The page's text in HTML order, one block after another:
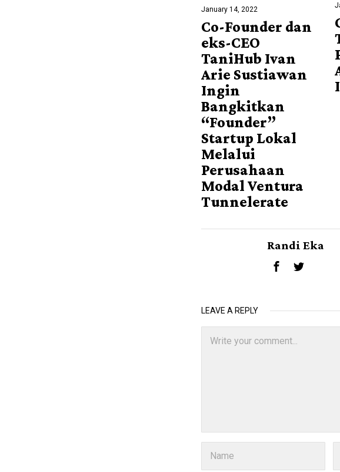
January 14, 2022
Co-Founder dan
eks-CEO
TaniHub Ivan
Arie Sustiawan
Ingin
Bangkitkan
“Founder”
Startup Lokal
Melalui
Perusahaan
Modal Ventura
Tunnelerate
Randi Eka
LEAVE A REPLY